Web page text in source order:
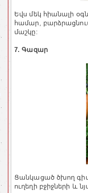
Եվս մեկ հիանալի
համար,
մաշկը:
7. Գազար
Ցանկացած ծխող
ուղեղի բջիջների և